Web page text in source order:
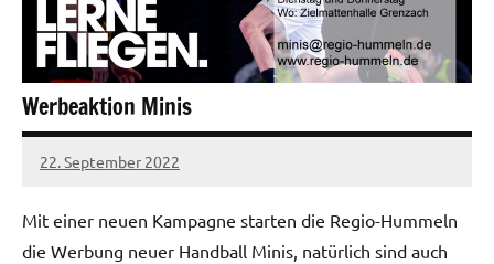
Werbeaktion Minis
22. September 2022
Regio-
Mit einer neuen Kampagne starten die Regio-Hummeln
die Werbung neuer Handball Minis, natürlich sind auch